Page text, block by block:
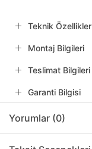
Teknik Özellikler
Montaj Bilgileri
Teslimat Bilgileri
Garanti Bilgisi
Yorumlar (0)